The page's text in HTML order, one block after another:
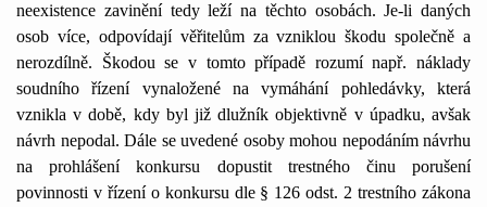
neexistence zavinění tedy leží na těchto osobách. Je-li daných
osob více, odpovídají věřitelům za vzniklou škodu společně a
nerozdílně. Škodou se v tomto případě rozumí např. náklady
soudního řízení vynaložené na vymáhání pohledávky, která
vznikla v době, kdy byl již dlužník objektivně v úpadku, avšak
návrh nepodal. Dále se uvedené osoby mohou nepodáním návrhu
na prohlášení konkursu dopustit trestného činu porušení
povinnosti v řízení o konkursu dle § 126 odst. 2 trestního zákona